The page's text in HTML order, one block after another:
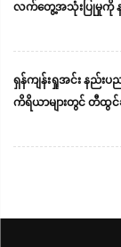
လက်တွေ့အသုံးပြုမှုကို န
ရှန်ကျန်းရှုအင်း နည်
ကိရိယာများတွင် တီထွ